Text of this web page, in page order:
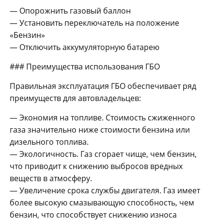
— Опорожнить газовый баллон
— Установить переключатель на положение
«Бензин»
— Отключить аккумуляторную батарею
### Преимущества использования ГБО
Правильная эксплуатация ГБО обеспечивает ряд
преимуществ для автовладельцев:
— Экономия на топливе. Стоимость сжиженного
газа значительно ниже стоимости бензина или
дизельного топлива.
— Экологичность. Газ сгорает чище, чем бензин,
что приводит к снижению выбросов вредных
веществ в атмосферу.
— Увеличение срока службы двигателя. Газ имеет
более высокую смазывающую способность, чем
бензин, что способствует снижению износа